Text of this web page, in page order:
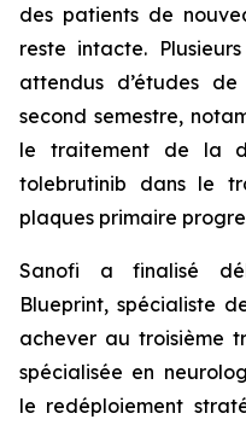
des patients de
reste intacte.
attendus d’études
second semestre,
le traitement de la
tolebrutinib dans le
plaques primaire
Sanofi a finalisé
Blueprint, spécialiste
achever au troisième
spécialisée en
le redéploiement